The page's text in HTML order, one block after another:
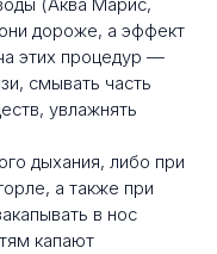
(Аква Марис,
дороже, а эффект
этих процедур —
смывать часть
увлажнять
дыхания, либо при
а также при
в нос
капают